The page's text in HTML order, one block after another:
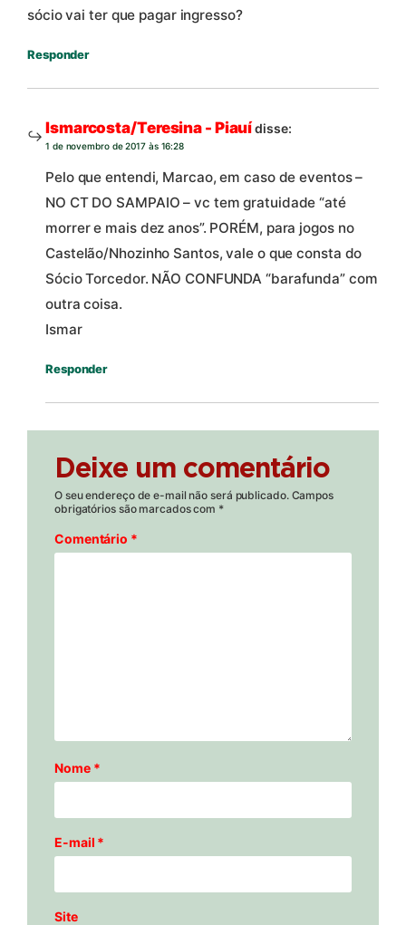
sócio vai ter que pagar ingresso?
Responder
Ismarcosta/Teresina - Piauídisse:
1 de novembro de 2017 às 16:28
Pelo que entendi, Marcao, em caso de eventos –
NO CT DO SAMPAIO – vc tem gratuidade “até
morrer e mais dez anos”. PORÉM, para jogos no
Castelão/Nhozinho Santos, vale o que consta do
Sócio Torcedor. NÃO CONFUNDA “barafunda” com
outra coisa.
Ismar
Responder
Deixe um comentário
O seu endereço de e-mail não será publicado. Campos
obrigatórios são marcados com *
Comentário *
Nome *
E-mail *
Site